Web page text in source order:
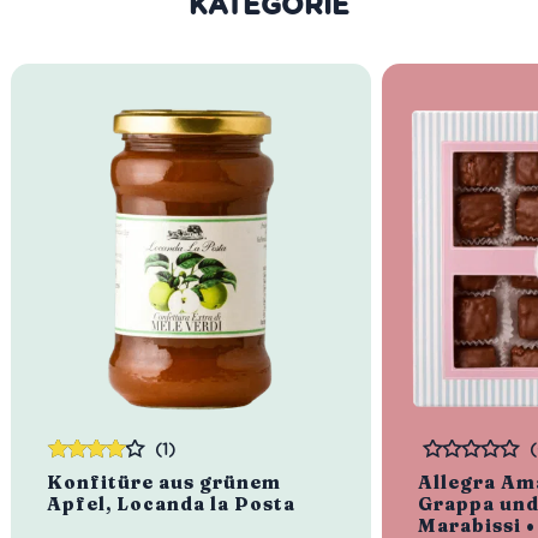
Struktur, angenehme Säure
Konfitüre aus grünem
Apfel, Locanda la Posta
(1)
Bewertet
mit4.00
von 5
Allegra
Grappa
Marabissi
Bewertet